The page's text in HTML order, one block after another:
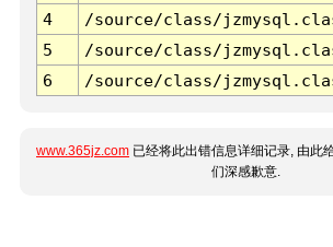
4
/source/class/
5
/source/class/
6
/source/class/
www.365jz.com 已经将此出错信息详细记录, 由此
们深感歉意.